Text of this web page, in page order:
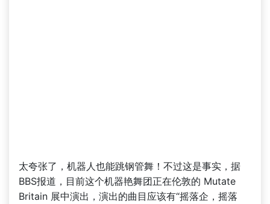
太夸张了，机器人也能跳钢管舞！不过这是事实，据
BBS报道，目前这个机器艳舞团正在伦敦的 Mutate
Britain 展中演出，演出的曲目应该有“摇落企，摇落